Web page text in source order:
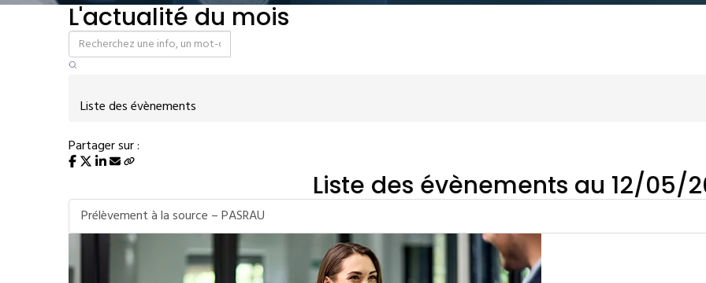
L'actualité du mois
Liste des évènements
Partager sur :
Liste des évènements au 12/05/
Prélèvement à la source – PASRAU